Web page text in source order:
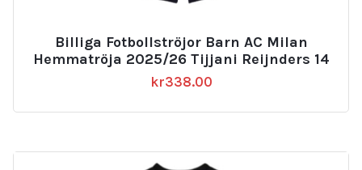
Billiga Fotbollströjor Barn AC Milan
Hemmatröja 2025/26 Tijjani Reijnders 14
kr338.00